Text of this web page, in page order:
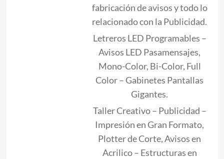
fabricación de avisos y todo lo
relacionado con la Publicidad.
Letreros LED Programables –
Avisos LED Pasamensajes,
Mono-Color, Bi-Color, Full
Color – Gabinetes Pantallas
Gigantes.
Taller Creativo – Publicidad –
Impresión en Gran Formato,
Plotter de Corte, Avisos en
Acrilico – Estructuras en